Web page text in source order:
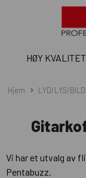
HØY KVALITET
Hjem LYD/LYS/
Vi har et utvalg av
Pentabuzz.